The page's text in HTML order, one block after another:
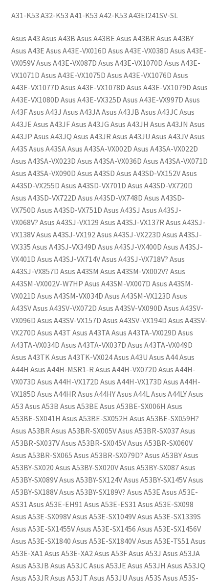
A31-K53 A32-K53 A41-K53 A42-K53 A43EI241SV-SL
Asus A43 Asus A43B Asus A43BE Asus A43BR Asus A43BY
Asus A43E Asus A43E-VX016D Asus A43E-VX038D Asus A43E-
VX059V Asus A43E-VX087D Asus A43E-VX1070D Asus A43E-
VX1071D Asus A43E-VX1075D Asus A43E-VX1076D Asus
A43E-VX1077D Asus A43E-VX1078D Asus A43E-VX1079D Asus
A43E-VX1080D Asus A43E-VX325D Asus A43E-VX997D Asus
A43F Asus A43J Asus A43JA Asus A43JB Asus A43JC Asus
A43JE Asus A43JF Asus A43JG Asus A43JH Asus A43JN Asus
A43JP Asus A43JQ Asus A43JR Asus A43JU Asus A43JV Asus
A43S Asus A43SA Asus A43SA-VX002D Asus A43SA-VX022D
Asus A43SA-VX023D Asus A43SA-VX036D Asus A43SA-VX071D
Asus A43SA-VX090D Asus A43SD Asus A43SD-VX152V Asus
A43SD-VX255D Asus A43SD-VX701D Asus A43SD-VX720D
Asus A43SD-VX722D Asus A43SD-VX748D Asus A43SD-
VX750D Asus A43SD-VX751D Asus A43SJ Asus A43SJ-
VX068V? Asus A43SJ-VX129 Asus A43SJ-VX137R Asus A43SJ-
VX138V Asus A43SJ-VX192 Asus A43SJ-VX223D Asus A43SJ-
VX335 Asus A43SJ-VX349D Asus A43SJ-VX400D Asus A43SJ-
VX401D Asus A43SJ-VX714V Asus A43SJ-VX718V? Asus
A43SJ-VX857D Asus A43SM Asus A43SM-VX002V? Asus
A43SM-VX002V-W7HP Asus A43SM-VX007D Asus A43SM-
VX021D Asus A43SM-VX034D Asus A43SM-VX123D Asus
A43SV Asus A43SV-VX072D Asus A43SV-VX090D Asus A43SV-
VX096D Asus A43SV-VX157D Asus A43SV-VX194D Asus A43SV-
VX270D Asus A43T Asus A43TA Asus A43TA-VX029D Asus
A43TA-VX034D Asus A43TA-VX037D Asus A43TA-VX049D
Asus A43TK Asus A43TK-VX024 Asus A43U Asus A44 Asus
A44H Asus A44H-MSR1-R Asus A44H-VX072D Asus A44H-
VX073D Asus A44H-VX172D Asus A44H-VX173D Asus A44H-
VX185D Asus A44HR Asus A44HY Asus A44L Asus A44LY Asus
A53 Asus A53B Asus A53BE Asus A53BE-SX006H Asus
A53BE-SX041H Asus A53BE-SX052H Asus A53BE-SX059H?
Asus A53BR Asus A53BR-SX005V Asus A53BR-SX037 Asus
A53BR-SX037V Asus A53BR-SX045V Asus A53BR-SX060V
Asus A53BR-SX065 Asus A53BR-SX079D? Asus A53BY Asus
A53BY-SX020 Asus A53BY-SX020V Asus A53BY-SX087 Asus
A53BY-SX089V Asus A53BY-SX124V Asus A53BY-SX145V Asus
A53BY-SX188V Asus A53BY-SX189V? Asus A53E Asus A53E-
AS31 Asus A53E-EH91 Asus A53E-ES31 Asus A53E-SX098
Asus A53E-SX098V Asus A53E-SX1049V Asus A53E-SX1339S
Asus A53E-SX1455V Asus A53E-SX1456 Asus A53E-SX1456V
Asus A53E-SX1840 Asus A53E-SX1840V Asus A53E-TS51 Asus
A53E-XA1 Asus A53E-XA2 Asus A53F Asus A53J Asus A53JA
Asus A53JB Asus A53JC Asus A53JE Asus A53JH Asus A53JQ
Asus A53JR Asus A53JT Asus A53JU Asus A53S Asus A53S-